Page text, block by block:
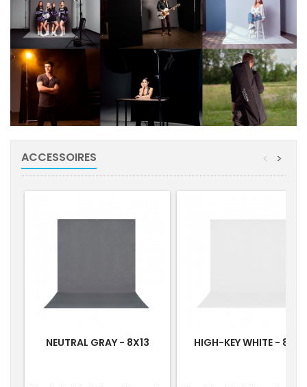
ACCESSOIRES >
<
NEUTRAL GRAY - 8X13 HIGH-KEY WHITE - 8X13